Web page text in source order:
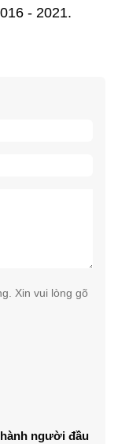
- 2021.
Xin vui lòng gõ
người đầu